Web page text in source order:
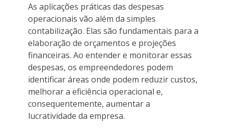
As aplicações práticas das despesas
operacionais vão além da simples
contabilização. Elas são fundamentais para a
elaboração de orçamentos e projeções
financeiras. Ao entender e monitorar essas
despesas, os empreendedores podem
identificar áreas onde podem reduzir custos,
melhorar a eficiência operacional e,
consequentemente, aumentar a
lucratividade da empresa.